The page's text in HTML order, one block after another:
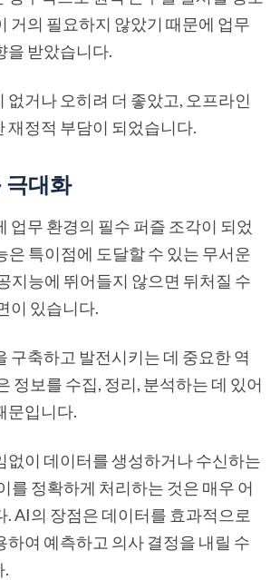
거의 필요하지 않았기 때문에 업무
을 받았습니다.
없거나 오히려 더 좋았고, 오프라인
재정적 부담이 되었습니다.
극대화
업무 환경의 필수 퍼즐 조각이 되었
은 특이점에 도달할 수 있는 무서운
지능에 뛰어들지 않으면 뒤처질 수
이 있습니다.
구축하고 발전시키는 데 중요한 역
정보를 수집, 정리, 분석하는 데 있어
문입니다.
없이 데이터를 생성하거나 수신하는
를 정확하게 처리하는 것은 매우 어
. AI의 장점은 데이터를 효과적으로
하여 예측하고 의사 결정을 내릴 수
.